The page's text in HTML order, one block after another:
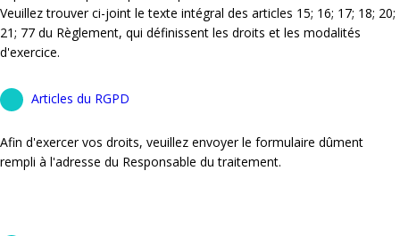
Veuillez trouver ci-joint le texte intégral des articles 15; 16; 17; 18; 20;
21; 77 du Règlement, qui définissent les droits et les modalités
d'exercice.
Articles du RGPD
Afin d'exercer vos droits, veuillez envoyer le formulaire dûment
rempli à l'adresse du Responsable du traitement.